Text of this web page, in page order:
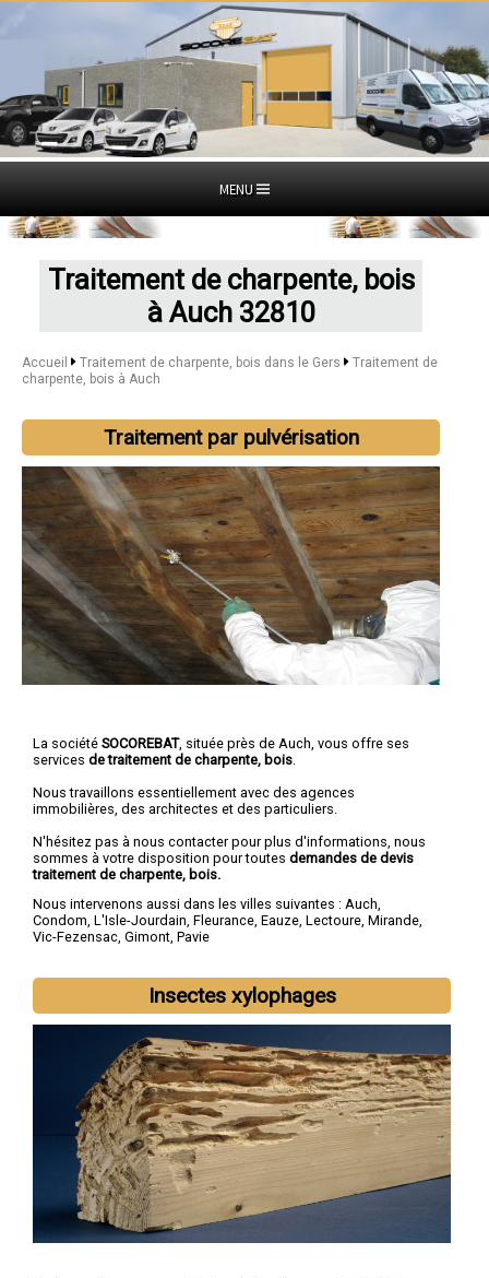
MENU
Traitement de charpente, bois
à Auch 32810
Accueil Traitement de charpente, bois dans le Gers
Traitement de
charpente, bois à Auch
Traitement par pulvérisation
La société SOCOREBAT, située près de Auch, vous offre ses
services de traitement de charpente, bois
Nous travaillons essentiellement avec des agences
immobilières, des architectes et des particuliers.
N'hésitez pas à nous contacter pour plus d'informations, nous
sommes à votre disposition pour toutes demandes de devis
traitement de charpente, bois.
Nous intervenons aussi dans les villes suivantes : Auch,
Condom, L'Isle-Jourdain, Fleurance, Eauze, Lectoure, Mirande,
Vic-Fezensac, Gimont, Pavie
Insectes xylophages